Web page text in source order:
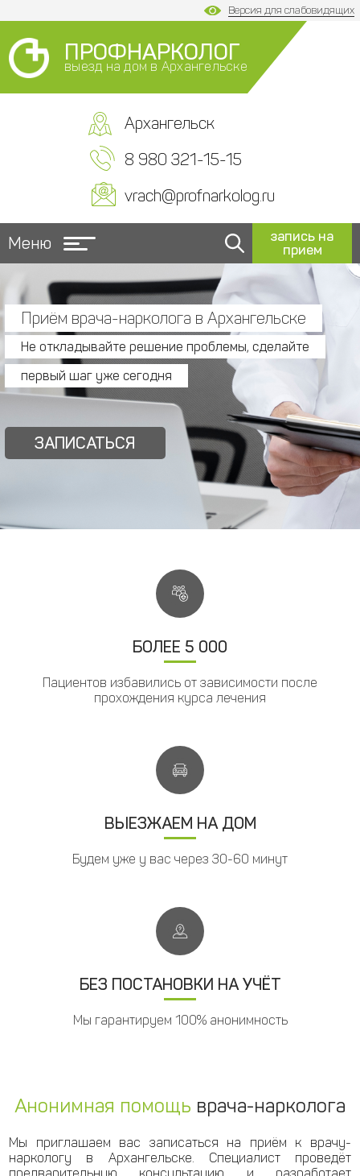
Версия для слабовидящих
ПРОФНАРКОЛОГ
выезд на дом в Архангельске
Архангельск
8 980 321-15-15
vrach@profnarkolog.ru
Меню
запись на
прием
Приём врача-нарколога в Архангельске
Не откладывайте решение проблемы, сделайте
первый шаг уже сегодня
ЗАПИСАТЬСЯ
БОЛЕЕ 5 000
Пациентов избавились от зависимости после
прохождения курса лечения
ВЫЕЗЖАЕМ НА ДОМ
Будем уже у вас через 30-60 минут
БЕЗ ПОСТАНОВКИ НА УЧЁТ
Мы гарантируем 100% анонимность
Анонимная помощь врача-нарколога
Мы приглашаем вас записаться на приём к врачу-
наркологу в Архангельске. Специалист проведёт